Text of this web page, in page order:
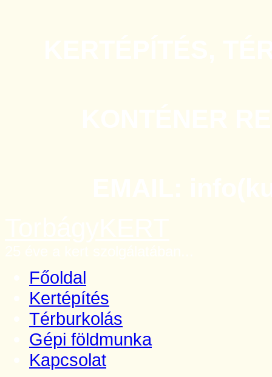
Főoldal
Kertépítés
Térburkolás
Gépi földmunka
Kapcsolat